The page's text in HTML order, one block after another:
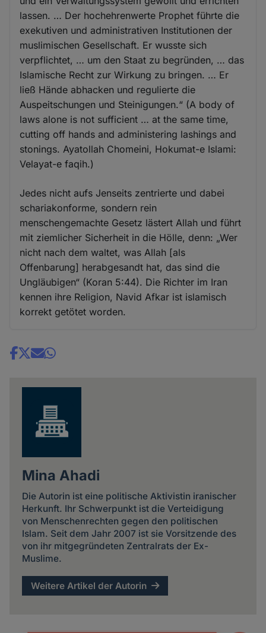
lassen. … Der hochehrenwerte Prophet führte die
exekutiven und administrativen Institutionen der
muslimischen Gesellschaft. Er wusste sich
verpflichtet, … um den Staat zu begründen, … das
Islamische Recht zur Wirkung zu bringen. … Er
ließ Hände abhacken und regulierte die
Auspeitschungen und Steinigungen.“ (A body of
laws alone is not sufficient … at the same time,
cutting off hands and administering lashings and
stonings. Ayatollah Chomeini, Hokumat-e Islami:
Velayat-e faqih.)
Jedes nicht aufs Jenseits zentrierte und dabei
schariakonforme, sondern rein
menschengemachte Gesetz lästert Allah und führt
mit ziemlicher Sicherheit in die Hölle, denn: „Wer
nicht nach dem waltet, was Allah [als
Offenbarung] herabgesandt hat, das sind die
Ungläubigen“ (Koran 5:44). Die Richter im Iran
kennen ihre Religion, Navid Afkar ist islamisch
korrekt getötet worden.
Share
Mina Ahadi
Die Autorin ist eine politische Aktivistin iranischer
Herkunft. Ihr Schwerpunkt ist die Verteidigung
von Menschenrechten gegen den politischen
Islam. Seit dem Jahr 2007 ist sie Vorsitzende des
von ihr mitgegründeten Zentralrats der Ex-
Muslime.
Weitere Artikel der Autorin